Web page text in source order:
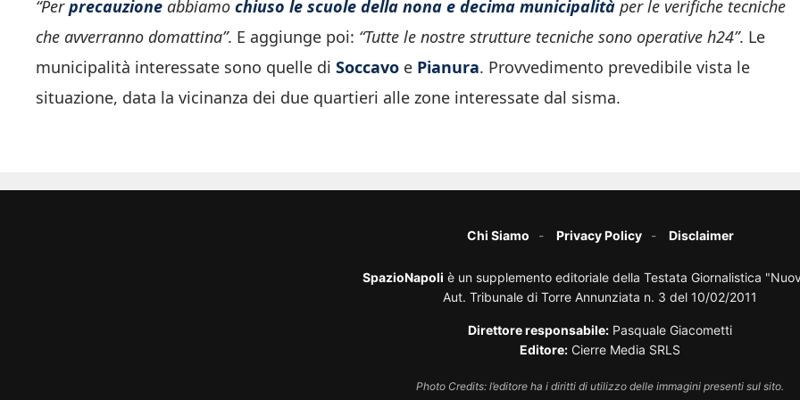
“Perprecauzione abbiamo chiuso le scuole della nona e decima municipalità per le verifiche tecniche
che avverranno domattina”. E aggiunge poi: “Tutte le nostre strutture tecniche sono operative h24”. Le
municipalità interessate sono quelle di Soccavo e Pianura. Provvedimento prevedibile vista le
situazione, data la vicinanza dei due quartieri alle zone interessate dal sisma.
Chi Siamo Privacy Policy Disclaimer
SpazioNapoli è un supplemento editoriale della Testata Giornalistica
Aut. Tribunale di Torre Annunziata n. 3 del 10/02/2011
Direttore responsabile: Pasquale Giacometti
Editore: Cierre Media SRLS
Photo Credits: l’editore ha i diritti di utilizzo delle immagini presenti sul sito.